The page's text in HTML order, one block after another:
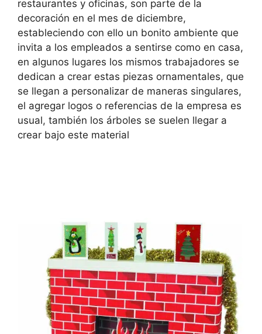
restaurantes y oficinas, son parte de la
decoración en el mes de diciembre,
estableciendo con ello un bonito ambiente que
invita a los empleados a sentirse como en casa,
en algunos lugares los mismos trabajadores se
dedican a crear estas piezas ornamentales, que
se llegan a personalizar de maneras singulares,
el agregar logos o referencias de la empresa es
usual, también los árboles se suelen llegar a
crear bajo este material